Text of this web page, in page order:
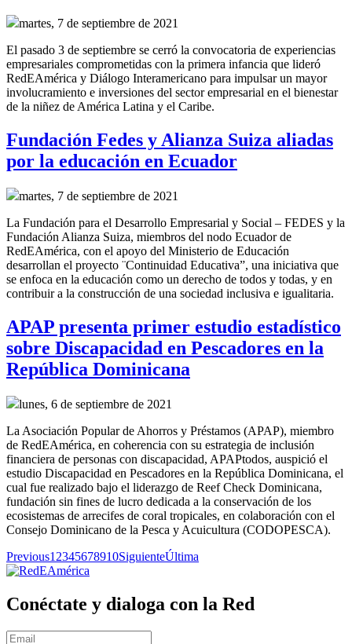
martes, 7 de septiembre de 2021
El pasado 3 de septiembre se cerró la convocatoria de experiencias
empresariales comprometidas con la primera infancia que lideró
RedEAmérica y Diálogo Interamericano para impulsar un mayor
involucramiento e inversiones del sector empresarial en el bienestar
de la niñez de América Latina y el Caribe.
Fundación Fedes y Alianza Suiza aliadas
por la educación en Ecuador
martes, 7 de septiembre de 2021
La Fundación para el Desarrollo Empresarial y Social – FEDES y la
Fundación Alianza Suiza, miembros del nodo Ecuador de
RedEAmérica, con el apoyo del Ministerio de Educación
desarrollan el proyecto ¨Continuidad Educativa”, una iniciativa que
se enfoca en la educación como un derecho de todos y todas, y en
contribuir a la construcción de una sociedad inclusiva e igualitaria.
APAP presenta primer estudio estadístico
sobre Discapacidad en Pescadores en la
República Dominicana
lunes, 6 de septiembre de 2021
La Asociación Popular de Ahorros y Préstamos (APAP), miembro
de RedEAmérica, en coherencia con su estrategia de inclusión
financiera de personas con discapacidad, APAPtodos, auspició el
estudio Discapacidad en Pescadores en la República Dominicana, el
cual fue realizado bajo el liderazgo de Reef Check Dominicana,
fundación sin fines de lucro dedicada a la conservación de los
ecosistemas de arrecifes de coral tropicales, en colaboración con el
Consejo Dominicano de la Pesca y Acuicultura (CODOPESCA).
Previous1 2345678910SiguienteÚltima
Conéctate y dialoga con la Red